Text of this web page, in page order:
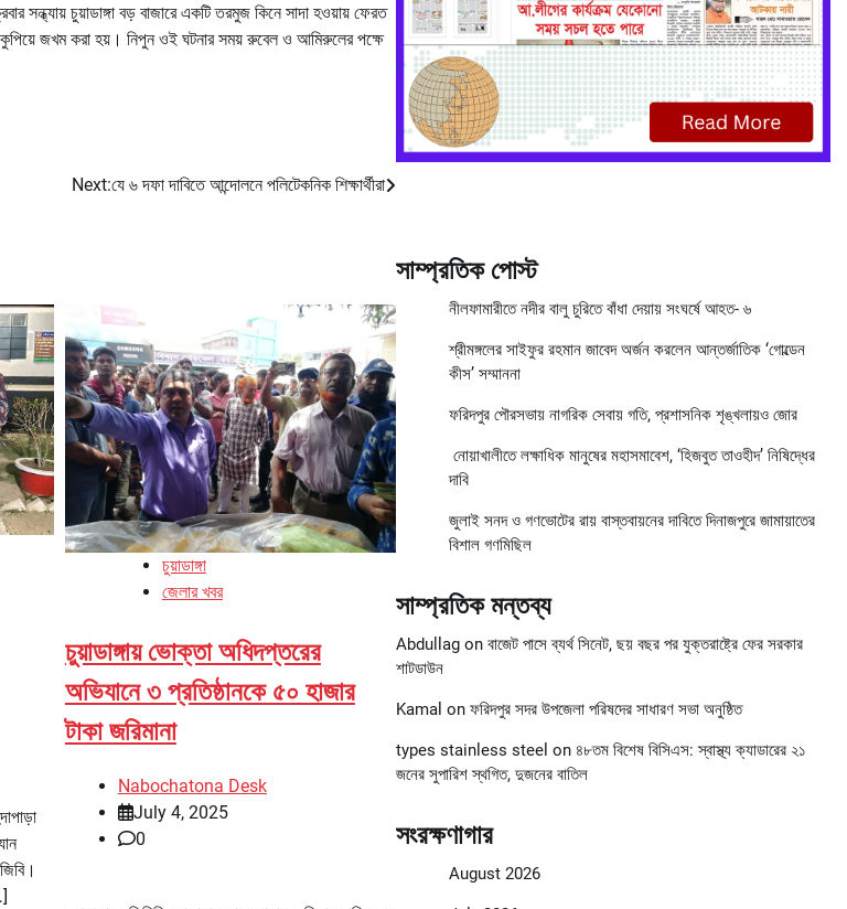
চুয়াডাঙ্গা বড় বাজারে একটি তরমুজ কিনে সাদা হওয়ায় ফেরত
কুপিয়ে জখম করা হয়। নিপুন ওই ঘটনার সময় রুবেল ও আমিরুলের পক্ষে
Next:যে ৬ দফা দাবিতে আন্দোলনে পলিটেকনিক শিক্ষার্থীরা
চুয়াডাঙ্গা
জেলার খবর
চুয়াডাঙ্গায় ভোক্তা অধিদপ্তরের
অভিযানে ৩ প্রতিষ্ঠানকে ৫০ হাজার
টাকা জরিমানা
Nabochatona Desk
July 4, 2025
0
সাম্প্রতিক পোস্ট
নীলফামারীতে নদীর বালু চুরিতে বাঁধা দেয়ায় সংঘর্ষে আহত- ৬
শ্রীমঙ্গলের সাইফুর রহমান জাবেদ অর্জন করলেন আন্তর্জাতিক ‘গোল্ডেন
কীস’ সম্মাননা
ফরিদপুর পৌরসভায় নাগরিক সেবায় গতি, প্রশাসনিক শৃঙ্খলায়ও জোর
নোয়াখালীতে লক্ষাধিক মানুষের মহাসমাবেশ, ‘হিজবুত তাওহীদ’ নিষিদ্ধের
দাবি
জুলাই সনদ ও গণভোটের রায় বাস্তবায়নের দাবিতে দিনাজপুরে জামায়াতের
বিশাল গণমিছিল
সাম্প্রতিক মন্তব্য
Abdullagon বাজেট পাসে ব্যর্থ সিনেট, ছয় বছর পর যুক্তরাষ্ট্রে ফের সরকার
শাটডাউন
Kamal on ফরিদপুর সদর উপজেলা পরিষদের সাধারণ সভা অনুষ্ঠিত
types stainless steel on ৪৮তম বিশেষ বিসিএস: স্বাস্থ্য ক্যাডারের ২১
জনের সুপারিশ স্থগিত, দুজনের বাতিল
সংরক্ষণাগার
August 2026